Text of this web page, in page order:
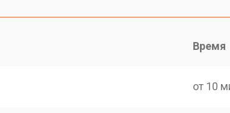
Время
от 10